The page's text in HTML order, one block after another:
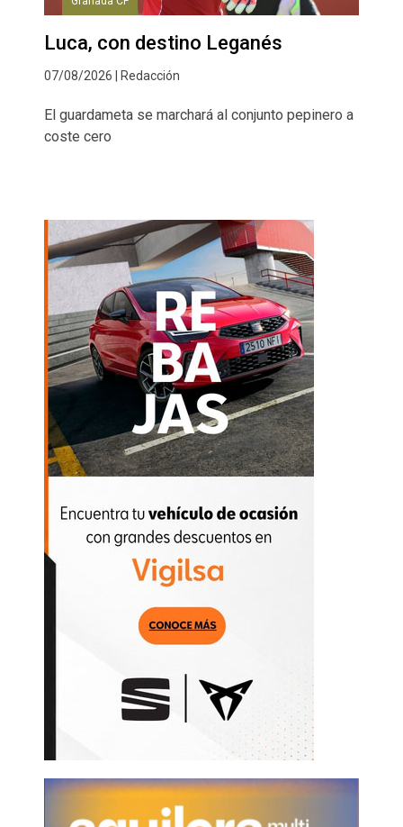
Luca, con destino Leganés
07/08/2026 | Redacción
El guardameta se marchará al conjunto pepinero a
coste cero